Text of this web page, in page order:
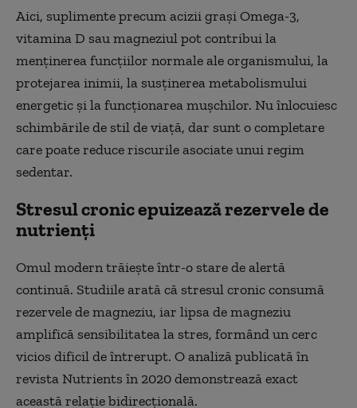
Aici, suplimente precum acizii grași Omega-3,
vitamina D sau magneziul pot contribui la
menținerea funcțiilor normale ale organismului, la
protejarea inimii, la susținerea metabolismului
energetic și la funcționarea mușchilor. Nu înlocuiesc
schimbările de stil de viață, dar sunt o completare
care poate reduce riscurile asociate unui regim
sedentar.
Stresul cronic epuizează rezervele de
nutrienți
Omul modern trăiește într-o stare de alertă
continuă. Studiile arată că stresul cronic consumă
rezervele de magneziu, iar lipsa de magneziu
amplifică sensibilitatea la stres, formând un cerc
vicios dificil de întrerupt. O analiză publicată în
revista Nutrients în 2020 demonstrează exact
această relație bidirecțională.